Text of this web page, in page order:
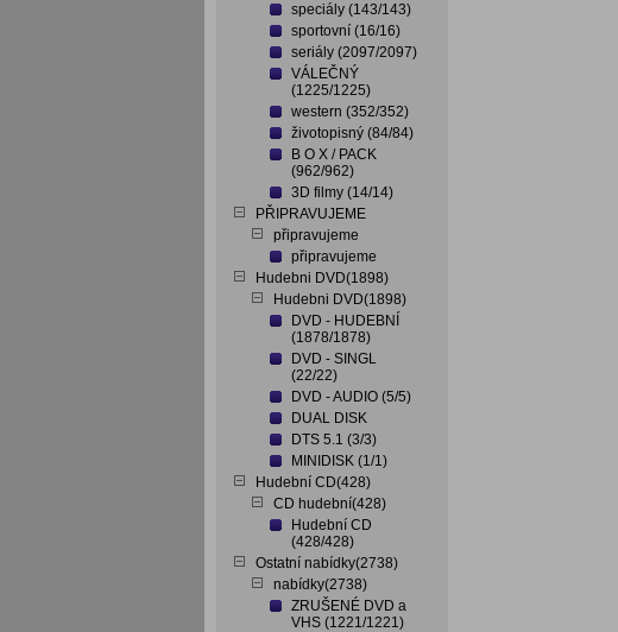
speciály (143/143)
sportovní (16/16)
seriály (2097/2097)
VÁLEČNÝ
(1225/1225)
western (352/352)
životopisný (84/84)
B O X / PACK
(962/962)
3D filmy (14/14)
PŘIPRAVUJEME
připravujeme
připravujeme
Hudebni DVD(1898)
Hudebni DVD(1898)
DVD - HUDEBNÍ
(1878/1878)
DVD - SINGL
(22/22)
DVD - AUDIO (5/5)
DUAL DISK
DTS 5.1 (3/3)
MINIDISK (1/1)
Hudební CD(428)
CD hudební(428)
Hudební CD
(428/428)
Ostatní nabídky(2738)
nabídky(2738)
ZRUŠENÉ DVD a
VHS (1221/1221)